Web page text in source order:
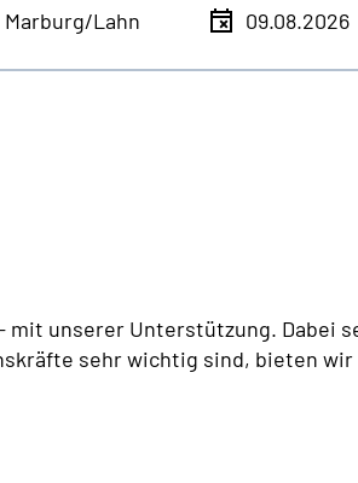
Marburg/Lahn 09.08.2026
mit unserer Unterstützung. Dabei
sehr wichtig sind, bieten